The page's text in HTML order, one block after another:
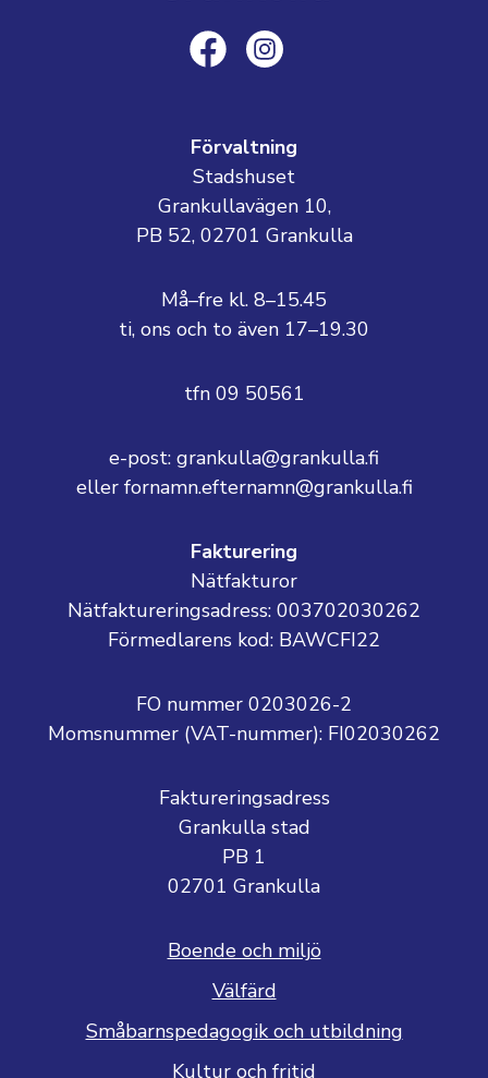
Förvaltning
Stadshuset
Grankullavägen 10,
PB 52, 02701 Grankulla
Må–fre kl. 8–15.45
ti, ons och to även 17–19.30
tfn 09 50561
e-post: grankulla@grankulla.fi
eller fornamn.efternamn@grankulla.fi
Fakturering
Nätfakturor
Nätfaktureringsadress: 003702030262
Förmedlarens kod: BAWCFI22
FO nummer 0203026-2
Momsnummer (VAT-nummer): FI02030262
Faktureringsadress
Grankulla stad
PB 1
02701 Grankulla
Boende och miljö
Välfärd
Småbarnspedagogik och utbildning
Kultur och fritid